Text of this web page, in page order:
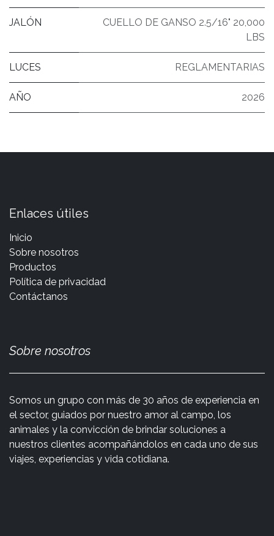
JALÓN
CUELLO DE GANSO 2.5/16" 20,000
LBS
LUCES REGLAMENTARIAS
AÑO 2026
Enlaces útiles
Inicio
Sobre nosotros
Productos
Política de privacidad
Contáctanos
Sobre nosotros
Somos un grupo con más de 30 años de experiencia en
el sector, guiados por nuestro amor al campo, los
animales y la convicción de brindar soluciones a
nuestros clientes acompañándolos en cada uno de sus
viajes, experiencias y vida cotidiana.